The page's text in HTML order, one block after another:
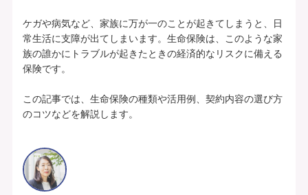
ケガや病気など、家族に万が一のことが起きてしまうと、日
常生活に支障が出てしまいます。生命保険は、このような家
族の誰かにトラブルが起きたときの経済的なリスクに備える
保険です。
この記事では、生命保険の種類や活用例、契約内容の選び方
のコツなどを解説します。